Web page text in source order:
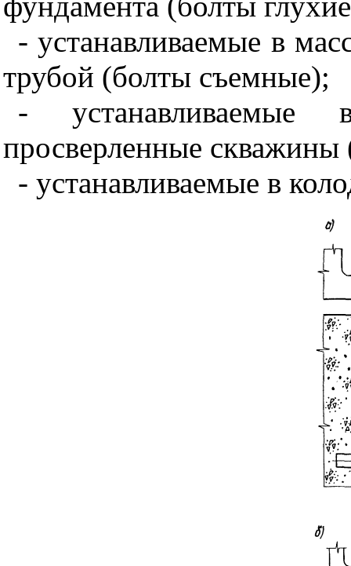
- устанавливаемые в
трубой (болты съемные);
-
просверленные
- устанавливаемые в